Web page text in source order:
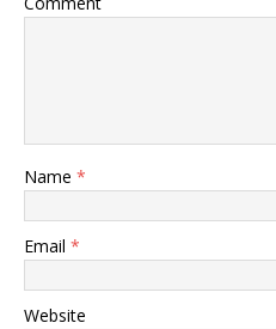
Name *
Email *
Website